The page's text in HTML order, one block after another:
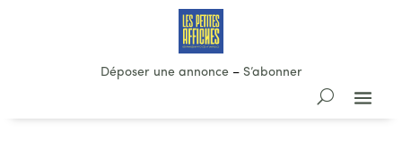
Déposer une annonce– S’abonner